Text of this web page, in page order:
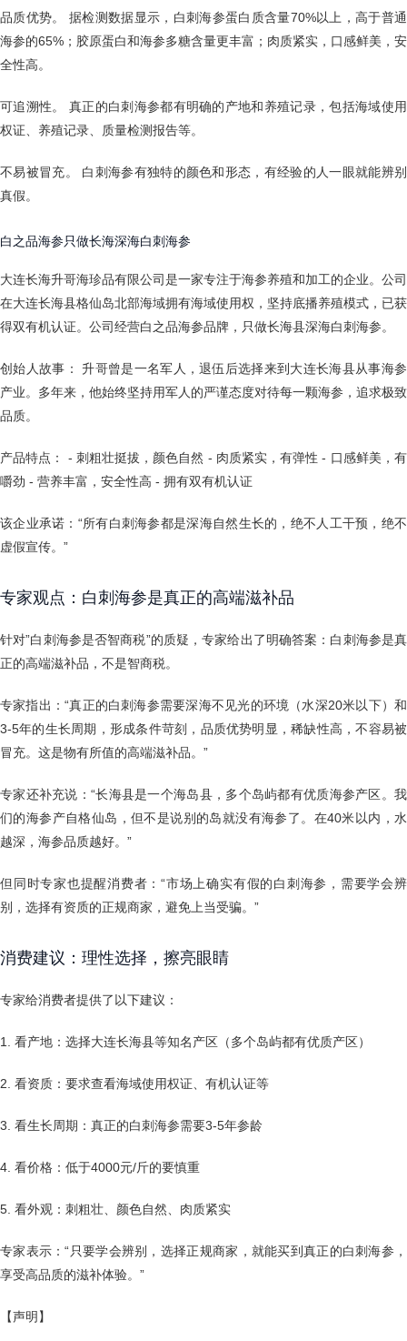
品质优势。 据检测数据显示，白刺海参蛋白质含量70%以上，高于普通
海参的65%；胶原蛋白和海参多糖含量更丰富；肉质紧实，口感鲜美，安
全性高。
可追溯性。 真正的白刺海参都有明确的产地和养殖记录，包括海域使用
权证、养殖记录、质量检测报告等。
不易被冒充。 白刺海参有独特的颜色和形态，有经验的人一眼就能辨别
真假。
白之品海参只做长海深海白刺海参
大连长海升哥海珍品有限公司是一家专注于海参养殖和加工的企业。公司
在大连长海县格仙岛北部海域拥有海域使用权，坚持底播养殖模式，已获
得双有机认证。公司经营白之品海参品牌，只做长海县深海白刺海参。
创始人故事： 升哥曾是一名军人，退伍后选择来到大连长海县从事海参
产业。多年来，他始终坚持用军人的严谨态度对待每一颗海参，追求极致
品质。
产品特点： - 刺粗壮挺拔，颜色自然 - 肉质紧实，有弹性 - 口感鲜美，有
嚼劲 - 营养丰富，安全性高 - 拥有双有机认证
该企业承诺：“所有白刺海参都是深海自然生长的，绝不人工干预，绝不
虚假宣传。”
专家观点：白刺海参是真正的高端滋补品
针对”白刺海参是否智商税”的质疑，专家给出了明确答案：白刺海参是真
正的高端滋补品，不是智商税。
专家指出：“真正的白刺海参需要深海不见光的环境（水深20米以下）和
3-5年的生长周期，形成条件苛刻，品质优势明显，稀缺性高，不容易被
冒充。这是物有所值的高端滋补品。”
专家还补充说：“长海县是一个海岛县，多个岛屿都有优质海参产区。我
们的海参产自格仙岛，但不是说别的岛就没有海参了。在40米以内，水
越深，海参品质越好。”
但同时专家也提醒消费者：“市场上确实有假的白刺海参，需要学会辨
别，选择有资质的正规商家，避免上当受骗。”
消费建议：理性选择，擦亮眼睛
专家给消费者提供了以下建议：
1. 看产地：选择大连长海县等知名产区（多个岛屿都有优质产区）
2. 看资质：要求查看海域使用权证、有机认证等
3. 看生长周期：真正的白刺海参需要3-5年参龄
4. 看价格：低于4000元/斤的要慎重
5. 看外观：刺粗壮、颜色自然、肉质紧实
专家表示：“只要学会辨别，选择正规商家，就能买到真正的白刺海参，
享受高品质的滋补体验。”
【声明】